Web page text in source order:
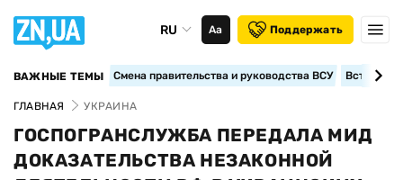
RU Аа Поддержать
ВАЖНЫЕ ТЕМЫ Смена правительства и руководства ВСУ
ГЛАВНАЯ УКРАИНА
ГОСПОГРАНСЛУЖБА ПЕРЕДАЛА МИД
ДОКАЗАТЕЛЬСТВА НЕЗАКОННОЙ